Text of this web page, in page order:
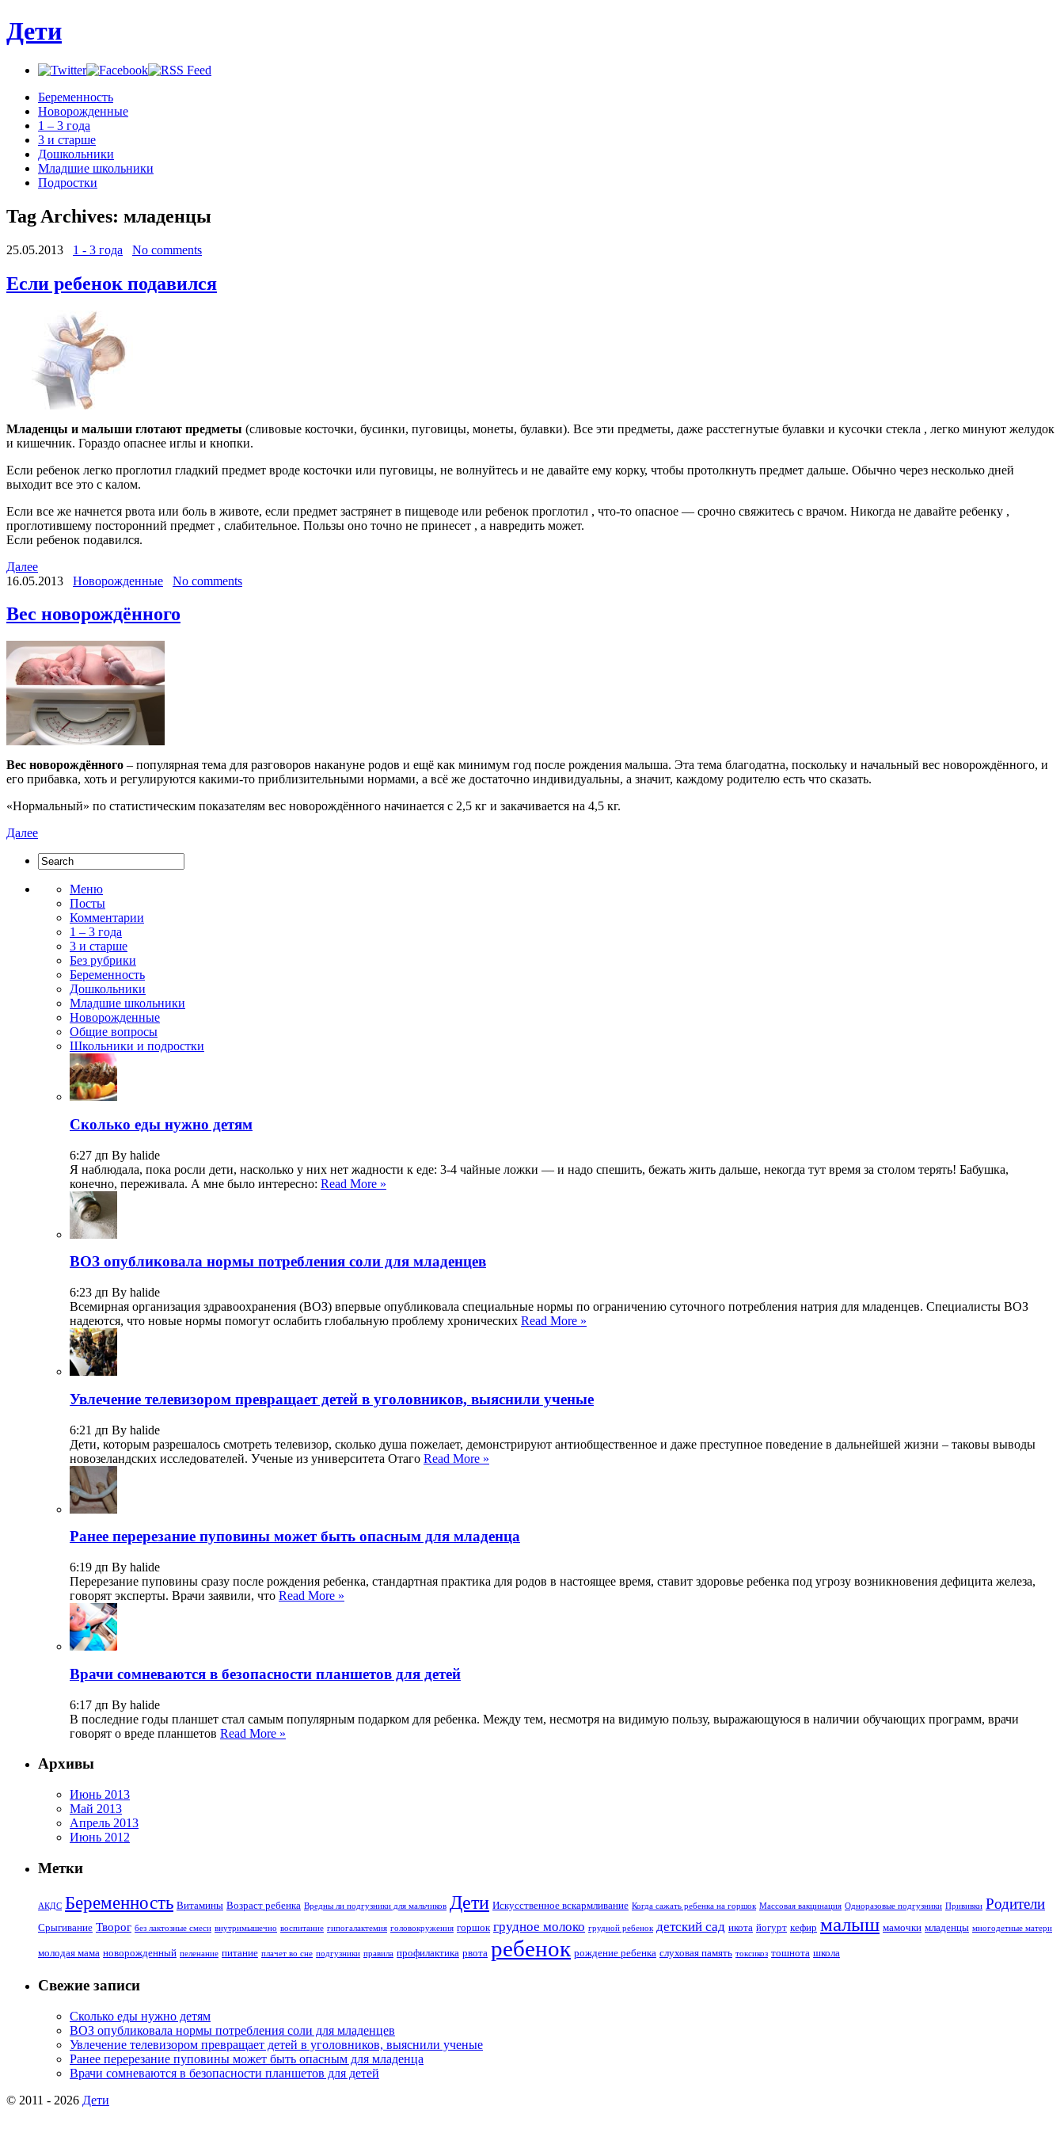
Дети
Беременность
Новорожденные
1 – 3 года
3 и старше
Дошкольники
Младшие школьники
Подростки
Tag Archives: младенцы
25.05.2013 1 - 3 года No comments
Если ребенок подавился
Младенцы и малыши глотают предметы (сливовые косточки, бусинки, пуговицы, монеты, булавки). Все эти предметы, даже расстегнутые булавки и кусочки стекла , легко минуют желудок
и кишечник. Гораздо опаснее иглы и кнопки.
Если ребенок легко проглотил гладкий предмет вроде косточки или пуговицы, не волнуйтесь и не давайте ему корку, чтобы протолкнуть предмет дальше. Обычно через несколько дней
выходит все это с калом.
Если все же начнется рвота или боль в животе, если предмет застрянет в пищеводе или ребенок проглотил , что-то опасное — срочно свяжитесь с врачом. Никогда не давайте ребенку ,
проглотившему посторонний предмет , слабительное. Пользы оно точно не принесет , а навредить может.
Если ребенок подавился.
Далее
16.05.2013
Новорожденные No comments
Вес новорождённого
Вес новорождённого – популярная тема для разговоров накануне родов и ещё как минимум год после рождения малыша. Эта тема благодатна, поскольку и начальный вес новорождённого, и
его прибавка, хоть и регулируются какими-то приблизительными нормами, а всё же достаточно индивидуальны, а значит, каждому родителю есть что сказать.
«Нормальный» по статистическим показателям вес новорождённого начинается с 2,5 кг и закачивается на 4,5 кг.
Далее
Меню
Посты
Комментарии
1 – 3 года
3 и старше
Без рубрики
Беременность
Дошкольники
Младшие школьники
Новорожденные
Общие вопросы
Школьники и подростки
Сколько еды нужно детям
6:27 дп By halide
Я наблюдала, пока росли дети, насколько у них нет жадности к еде: 3-4 чайные ложки — и надо спешить, бежать жить дальше, некогда тут время за столом терять! Бабушка,
конечно, переживала. А мне было интересно: Read More »
ВОЗ опубликовала нормы потребления соли для младенцев
6:23 дп By halide
Всемирная организация здравоохранения (ВОЗ) впервые опубликовала специальные нормы по ограничению суточного потребления натрия для младенцев. Специалисты ВОЗ
надеются, что новые нормы помогут ослабить глобальную проблему хронических Read More »
Увлечение телевизором превращает детей в уголовников, выяснили ученые
6:21 дп By halide
Дети, которым разрешалось смотреть телевизор, сколько душа пожелает, демонстрируют антиобщественное и даже преступное поведение в дальнейшей жизни – таковы выводы
новозеландских исследователей. Ученые из университета Отаго Read More »
Ранее перерезание пуповины может быть опасным для младенца
6:19 дп By halide
Перерезание пуповины сразу после рождения ребенка, стандартная практика для родов в настоящее время, ставит здоровье ребенка под угрозу возникновения дефицита железа,
говорят эксперты. Врачи заявили, что Read More »
Врачи сомневаются в безопасности планшетов для детей
6:17 дп By halide
В последние годы планшет стал самым популярным подарком для ребенка. Между тем, несмотря на видимую пользу, выражающуюся в наличии обучающих программ, врачи
говорят о вреде планшетов Read More »
Архивы
Июнь 2013
Май 2013
Апрель 2013
Июнь 2012
Метки
АКДС Беременность Витамины Возраст ребенка Вредны ли подгузники для мальчиков Дети Искусственное вскармливание Когда сажать ребенка на горшок Массовая вакцинация Одноразовые подгузники Прививки Родители
Срыгивание Творог без лактозные смеси внутримышечно воспитание гипогалактемия головокружения горшок грудное молоко грудной ребенок детский сад икота йогурт кефир малыш мамочки младенцы многодетные матери
молодая мама новорожденный пеленание питание плачет во сне подгузники правила профилактика рвота ребенок рождение ребенка слуховая память токсикоз тошнота школа
Свежие записи
Сколько еды нужно детям
ВОЗ опубликовала нормы потребления соли для младенцев
Увлечение телевизором превращает детей в уголовников, выяснили ученые
Ранее перерезание пуповины может быть опасным для младенца
Врачи сомневаются в безопасности планшетов для детей
© 2011 - 2026 Дети